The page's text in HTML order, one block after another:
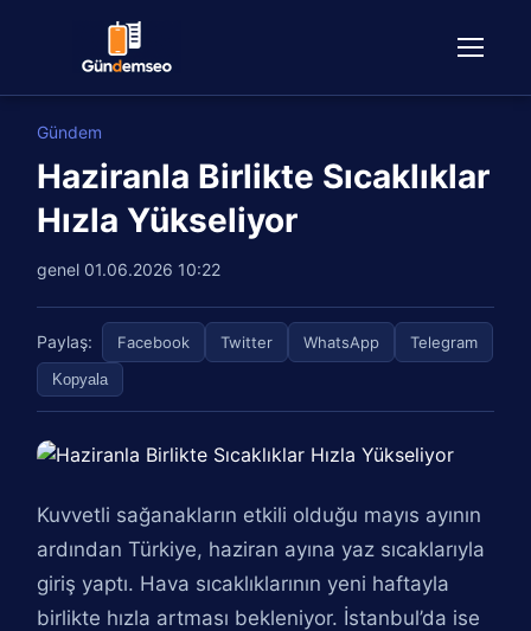
Gündem
Haziranla Birlikte Sıcaklıklar
Hızla Yükseliyor
genel 01.06.2026 10:22
Paylaş: Facebook Twitter WhatsApp Telegram
Kopyala
Kuvvetli sağanakların etkili olduğu mayıs ayının
ardından Türkiye, haziran ayına yaz sıcaklarıyla
giriş yaptı. Hava sıcaklıklarının yeni haftayla
birlikte hızla artması bekleniyor. İstanbul’da ise